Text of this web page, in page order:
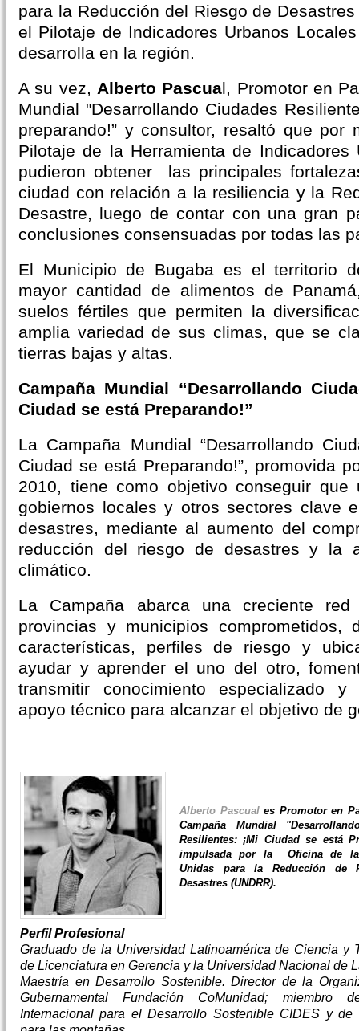
para la Reducción del Riesgo de
el Pilotaje de Indicadores Urbanos
desarrolla en la región.
A su vez, Alberto Pascual, Promotor en
Mundial "Desarrollando Ciudades
preparando!” y consultor, resaltó que por
Pilotaje de la Herramienta de
pudieron obtener las principales
ciudad con relación a la resiliencia y la
Desastre, luego de contar con una gran
conclusiones consensuadas por todas las
El Municipio de Bugaba es el territorio
mayor cantidad de alimentos de
suelos fértiles que permiten la
amplia variedad de sus climas, que se
tierras bajas y altas.
Campaña Mundial “Desarrollando
Ciudad se está Preparando!”
La Campaña Mundial “Desarrollando
Ciudad se está Preparando!”, promovida
2010, tiene como objetivo conseguir que
gobiernos locales y otros sectores clave
desastres, mediante al aumento del
reducción del riesgo de desastres y la
climático.
La Campaña abarca una creciente
provincias y municipios comprometidos,
características, perfiles de riesgo y
ayudar y aprender el uno del otro,
transmitir conocimiento especializado
apoyo técnico para alcanzar el objetivo de
Alberto Pascuales Promotor en
Campaña Mundial
Resilientes: ¡Mi Ciudad se está
impulsada por la Oficina de
Unidas para la Reducción de
Desastres (UNDRR).
Perfil Profesional
Graduado de la Universidad Latinoamérica de Ciencia y
de Licenciatura en Gerencia y la Universidad Nacional de
Maestría en Desarrollo Sostenible. Director de la
Gubernamental Fundación CoMunidad; miembro
Internacional para el Desarrollo Sostenible CIDES y de